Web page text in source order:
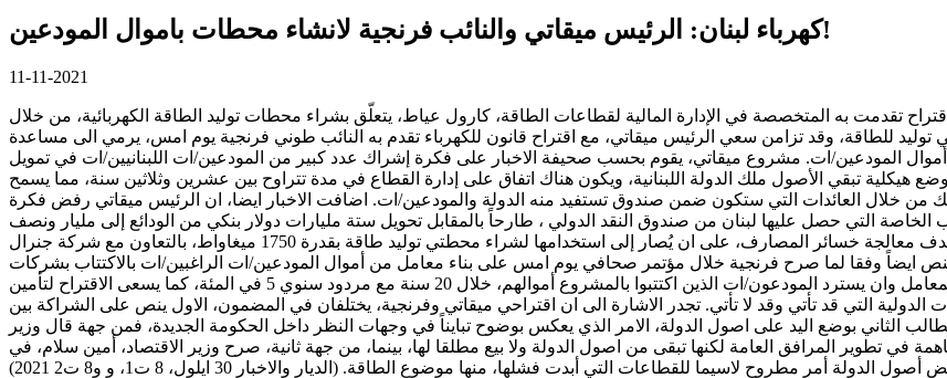
كهرباء لبنان: الرئيس ميقاتي والنائب فرنجية لانشاء محطات باموال المودعين!
11-11-2021
تقدمت به المتخصصة في الإدارة المالية لقطاعات الطاقة، كارول عياط، يتعلّق بشراء محطات توليد الطاقة الكهربائية، من خلال
توليد للطاقة، وقد تزامن سعي الرئيس ميقاتي، مع اقتراح قانون للكهرباء تقدم به النائب طوني فرنجية يوم امس، يرمي الى مساعدة
الكهرباء 24/24 ايضاً من خلال استعمال أموال المودعين/ات. مشروع ميقاتي، يقوم بحسب صحيفة الاخبار على فكرة إشراك عدد كبير من المودعين/ات اللبنانيين/ات في تمويل
هيكلية تبقي الأصول ملك الدولة اللبنانية، ويكون هناك اتفاق على إدارة القطاع في مدة تتراوح بين عشرين وثلاثين سنة، مما يسمح
من خلال العائدات التي ستكون ضمن صندوق تستفيد منه الدولة والمودعين/ات. اضافت الاخبار ايضا، ان الرئيس ميقاتي رفض فكرة
الخاصة التي حصل عليها لبنان من صندوق النقد الدولي ، طارحاً بالمقابل تحويل ستة مليارات دولار بنكي من الودائع إلى مليار ونصف
مليار من الدولار الطازج التي يحتفظ بها مصرف لبنان من الاحتياطي بهدف معالجة خسائر المصارف، على ان يُصار إلى استخدامها لشراء محطتي توليد طاقة بقدرة 1750 ميغاواط، بالتعاون مع شركة جنرال
فينص ايضاً وفقا لما صرح فرنجية خلال مؤتمر صحافي يوم امس على بناء معامل من أموال المودعين/ات الراغبين/ات بالاكتتاب بشركات
خاصة وامتلاك أسهم تُطرح لاحقاً في البورصة، ليصبحوا هم المالكين لتلك المعامل وان يسترد المودعون/ات الذين اكتتبوا بالمشروع أموالهم، خلال 20 سنة مع مردود سنوي 5 في المئة، كما يسعى الاقتراح لتأمين
التي قد تأتي وقد لا تأتي. تجدر الاشارة الى ان اقتراحي ميقاتي وفرنجية، يختلفان في المضمون، الاول ينص على الشراكة بين
يطالب الثاني بوضع اليد على اصول الدولة، الامر الذي يعكس بوضوح تبايناً في وجهات النظر داخل الحكومة الجديدة، فمن جهة قال وزير
الخاص للمساهمة في تطوير المرافق العامة لكنها تبقى من اصول الدولة ولا بيع مطلقا لها، بينما، من جهة ثانية، صرح وزير الاقتصاد، أمين سلام، في